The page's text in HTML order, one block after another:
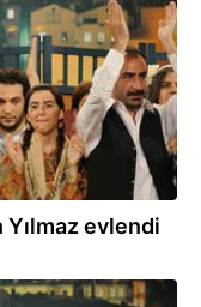
Yılmaz evlendi